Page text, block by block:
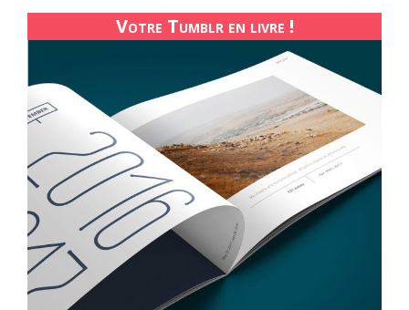
Votre Tumblr en livre !